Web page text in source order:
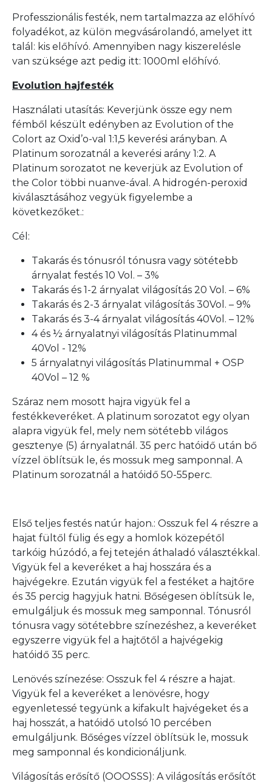
Professzionális festék, nem tartalmazza az előhívó
folyadékot, az külön megvásárolandó, amelyet itt
talál: kis előhívó. Amennyiben nagy kiszerelésle
van szüksége azt pedig itt: 1000ml előhívó.
Evolution hajfesték
Használati utasítás: Keverjünk össze egy nem
fémből készült edényben az Evolution of the
Colort az Oxid’o-val 1:1,5 keverési arányban. A
Platinum sorozatnál a keverési arány 1:2. A
Platinum sorozatot ne keverjük az Evolution of
the Color többi nuanve-ával. A hidrogén-peroxid
kiválasztásához vegyük figyelembe a
következőket.:
Cél:
Takarás és tónusról tónusra vagy sötétebb
árnyalat festés 10 Vol. – 3%
Takarás és 1-2 árnyalat világosítás 20 Vol. – 6%
Takarás és 2-3 árnyalat világosítás 30Vol. – 9%
Takarás és 3-4 árnyalat világosítás 40Vol. – 12%
4 és ½ árnyalatnyi világosítás Platinummal
40Vol - 12%
5 árnyalatnyi világosítás Platinummal + OSP
40Vol – 12 %
Száraz nem mosott hajra vigyük fel a
festékkeveréket. A platinum sorozatot egy olyan
alapra vigyük fel, mely nem sötétebb világos
gesztenye (5) árnyalatnál. 35 perc hatóidő után bő
vízzel öblítsük le, és mossuk meg samponnal. A
Platinum sorozatnál a hatóidő 50-55perc.
Első teljes festés natúr hajon.: Osszuk fel 4 részre a
hajat fültől fülig és egy a homlok közepétől
tarkóig húzódó, a fej tetején áthaladó választékkal.
Vigyük fel a keveréket a haj hosszára és a
hajvégekre. Ezután vigyük fel a festéket a hajtőre
és 35 percig hagyjuk hatni. Bőségesen öblítsük le,
emulgáljuk és mossuk meg samponnal. Tónusról
tónusra vagy sötétebbre színezéshez, a keveréket
egyszerre vigyük fel a hajtőtől a hajvégekig
hatóidő 35 perc.
Lenövés színezése: Osszuk fel 4 részre a hajat.
Vigyük fel a keveréket a lenövésre, hogy
egyenletessé tegyünk a kifakult hajvégeket és a
haj hosszát, a hatóidő utolsó 10 percében
emulgáljunk. Bőséges vízzel öblítsük le, mossuk
meg samponnal és kondicionáljunk.
Világosítás erősítő (OOOSSS): A világosítás erősítőt